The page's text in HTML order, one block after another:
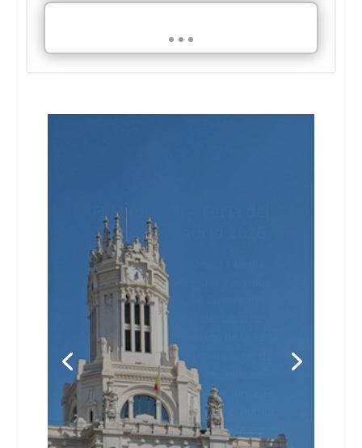
…
FLMadrid25 – Feria del
Libro de Madrid 2025
porparaiso|10/03/2025
Libros y literatura
(News and Events)
FLMadrid25 – Feria del Libro de
Madrid 2025La 84ª edición de la Feria
del Libro de Madrid tendrá lugar de
nuevo en el Parque de El Retiro
desde 30 de mayo al 15 de junio de
2025. En esta edición, se ha elegido
Nueva York como eje temático y